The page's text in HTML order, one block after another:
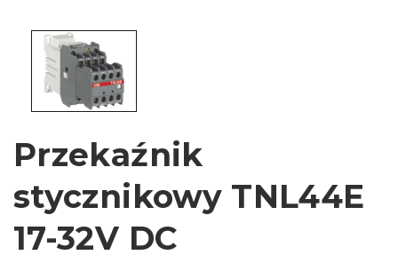
Przekaźnik
stycznikowy TNL44E
17-32V DC